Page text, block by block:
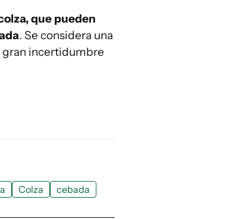
que pueden
. Se considera una
gran incertidumbre
Colza cebada